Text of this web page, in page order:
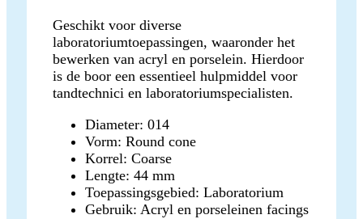
Geschikt voor diverse
laboratoriumtoepassingen, waaronder het
bewerken van acryl en porselein. Hierdoor
is de boor een essentieel hulpmiddel voor
tandtechnici en laboratoriumspecialisten.
Diameter: 014
Vorm: Round cone
Korrel: Coarse
Lengte: 44 mm
Toepassingsgebied: Laboratorium
Gebruik: Acryl en porseleinen facings